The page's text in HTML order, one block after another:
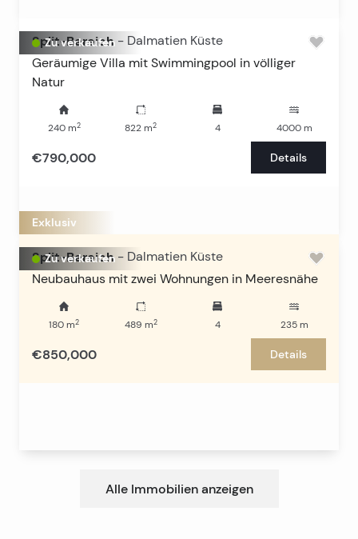
Zu verkaufen
Split-Bereich - Dalmatien Küste
Geräumige Villa mit Swimmingpool in völliger
Natur
240m2 822 m2 4 4000m
€790,000 Details
Zu verkaufen
Exklusiv
Split-Bereich - Dalmatien Küste
Neubauhaus mit zwei Wohnungen in Meeresnähe
180 m2 489 m2 4 235m
€850,000 Details
Alle Immobilien anzeigen